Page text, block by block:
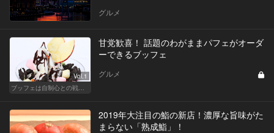
グルメ
Vol.1
ブッフェは自制心との戦いだ！ スイーツの海にダイブせよ！
甘党歓喜！ 話題のわがままパフェがオーダ
ーできるブッフェ
グルメ
2019年大注目の鮨の新店！濃厚な旨味がた
まらない「熟成鮨」！